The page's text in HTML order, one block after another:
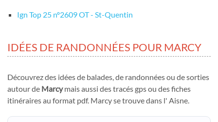
Ign Top 25 nº2609 OT - St-Quentin
IDÉES DE RANDONNÉES POUR MARCY
Découvrez des idées de balades, de randonnées ou de sorties
autour de Marcymais aussi des tracés gps ou des fiches
itinéraires au format pdf. Marcy se trouve dans l' Aisne.